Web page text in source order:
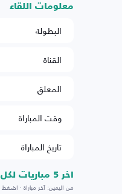
معلومات اللقاء
البطولة
القناة
المعلق
وقت المباراة
تاريخ المباراة
اخر 5 مباريات لكل فريق
من اليمين: آخر مباراة ·